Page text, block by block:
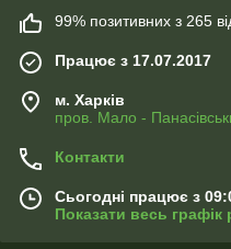
99% позитивних з 265
Працює з 17.07.2017
м. Харків
пров. Мало -
Контакти
Сьогодні працює з
Показати весь графік